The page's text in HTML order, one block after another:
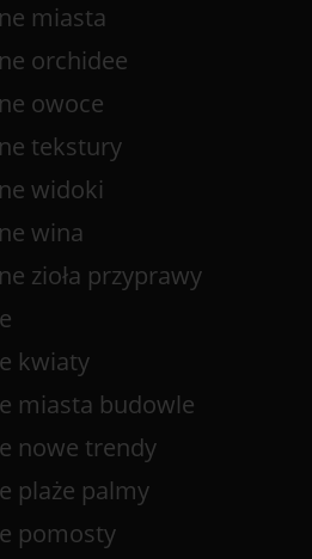
miasta
orchidee
owoce
tekstury
widoki
wina
zioła przyprawy
kwiaty
miasta budowle
nowe trendy
plaże palmy
pomosty